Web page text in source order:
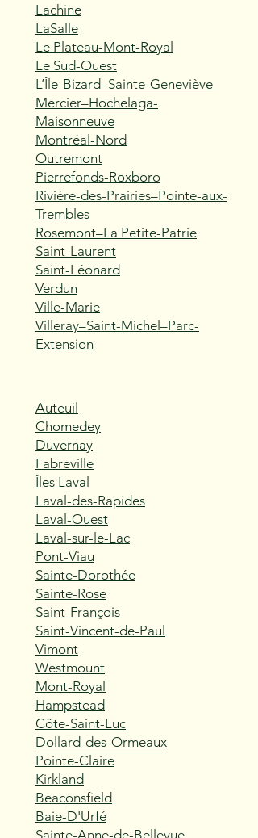
Lachine
LaSalle
Le Plateau-Mont-Royal
Le Sud-Ouest
L’Île-Bizard–Sainte-Geneviève
Mercier–Hochelaga-
Maisonneuve
Montréal-Nord
Outremont
Pierrefonds-Roxboro
Rivière-des-Prairies–Pointe-aux-
Trembles
Rosemont–La Petite-Patrie
Saint-Laurent
Saint-Léonard
Verdun
Ville-Marie
Villeray–Saint-Michel–Parc-
Extension
Auteuil
Chomedey
Duvernay
Fabreville
Îles Laval
Laval-des-Rapides
Laval-Ouest
Laval-sur-le-Lac
Pont-Viau
Sainte-Dorothée
Sainte-Rose
Saint-François
Saint-Vincent-de-Paul
Vimont
Westmount
Mont-Royal
Hampstead
Côte-Saint-Luc
Dollard-des-Ormeaux
Pointe-Claire
Kirkland
Beaconsfield
Baie-D'Urfé
Sainte-Anne-de-Bellevue